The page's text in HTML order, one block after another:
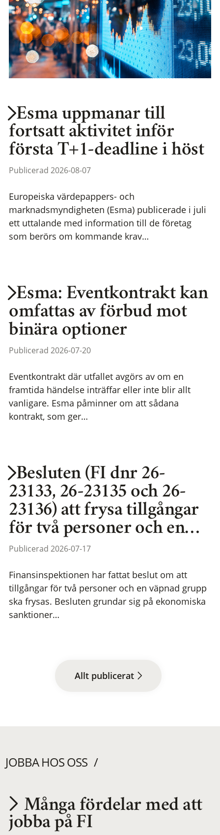
Esma uppmanar till
fortsatt aktivitet inför
första T+1-deadline i höst
Publicerad 2026-08-07
Europeiska värdepappers- och
marknadsmyndigheten (Esma) publicerade i juli
ett uttalande med information till de företag
som berörs om kommande krav…
Esma: Eventkontrakt kan
omfattas av förbud mot
binära optioner
Publicerad 2026-07-20
Eventkontrakt där utfallet avgörs av om en
framtida händelse inträffar eller inte blir allt
vanligare. Esma påminner om att sådana
kontrakt, som ger…
Besluten (FI dnr 26-
23133, 26-23135 och 26-
23136) att frysa tillgångar
för två personer och en…
Publicerad 2026-07-17
Finansinspektionen har fattat beslut om att
tillgångar för två personer och en väpnad grupp
ska frysas. Besluten grundar sig på ekonomiska
sanktioner…
Allt publicerat
JOBBA HOS OSS
Utvecklas på en
Många fördelar med att
jobba på FI